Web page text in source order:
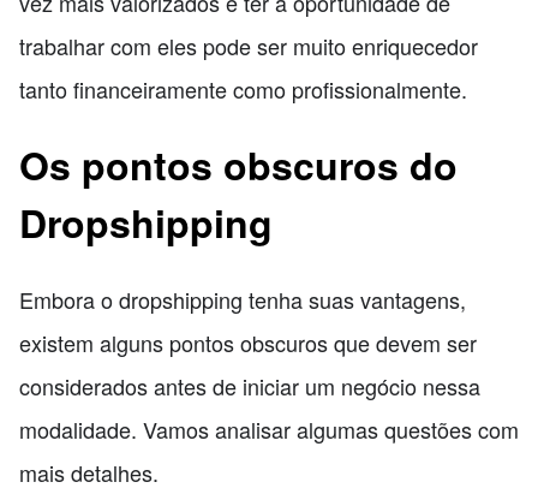
trabalhar com eles pode ser muito enriquecedor
tanto financeiramente como profissionalmente.
Os pontos obscuros do
Dropshipping
Embora o dropshipping tenha suas vantagens,
existem alguns pontos obscuros que devem ser
considerados antes de iniciar um negócio nessa
modalidade. Vamos analisar algumas questões com
mais detalhes.